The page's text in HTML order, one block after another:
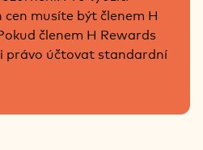
cen musíte být členem H
členem H Rewards
právo účtovat standardní